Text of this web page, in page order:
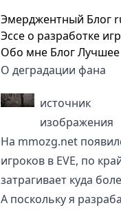
Эмерджентный Блог
Эссе о разработке
Обо мне БлогЛучшее
О деградации фана
источник
изображения
На mmozg.net
игроков в EVE, по
затрагивает куда
А поскольку я